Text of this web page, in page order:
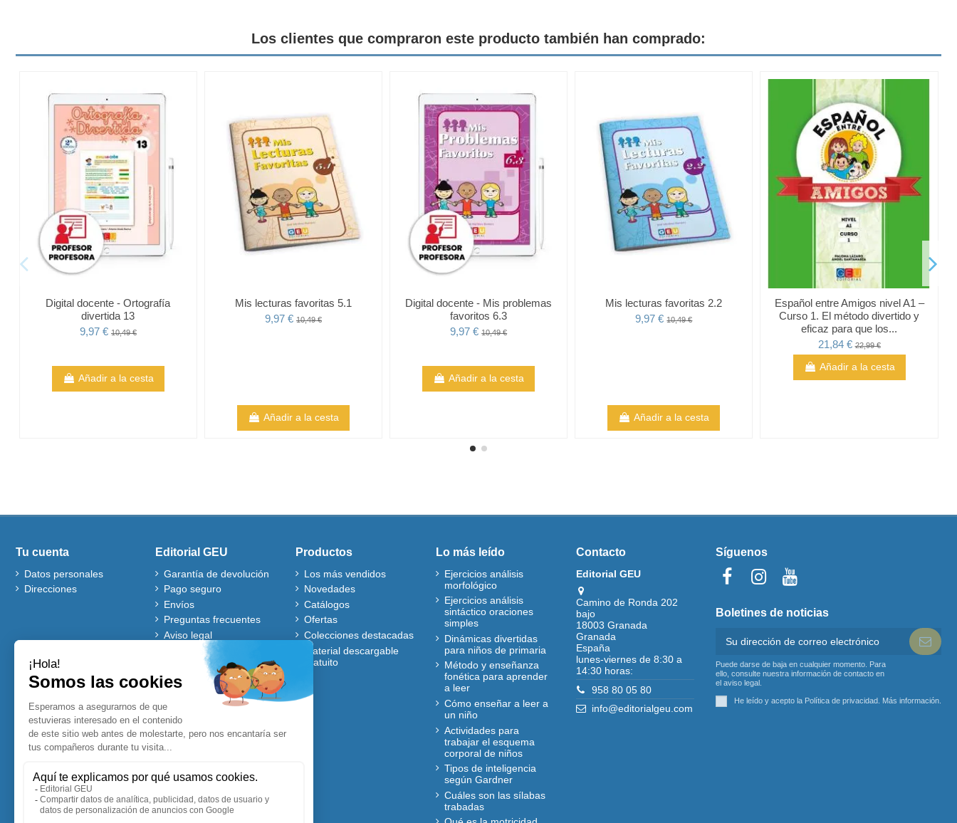
Los clientes que compraron este producto también han comprado:
Digital docente - Ortografía
divertida 13
9,97 € 10,49 €
Añadir a la cesta
Mis lecturas favoritas 5.1
9,97 € 10,49 €
Añadir a la cesta
Digital docente - Mis problemas
favoritos 6.3
9,97 €10,49 €
Añadir a la cesta
Mis lecturas favoritas 2.2
9,97 €10,49 €
Añadir a la cesta
Español entre Amigos nivel A1 –
Curso 1. El método divertido y
eficaz para que los...
21,84 €22,99 €
Añadir a la cesta
Tu cuenta
Datos personales
Direcciones
Editorial GEU
Garantía de devolución
Pago seguro
Envíos
Preguntas frecuentes
Aviso legal
Quiénes somos
Política de cookies
Autores
Ventajas de comprar en
nuestra web
Cuentos Disney
Accesibles para Todos
Planificadores y
Lecturas comprensivas
Blog
Productos
Los más vendidos
Novedades
Catálogos
Ofertas
Colecciones destacadas
Material descargable
gratuito
Lo más leído
Ejercicios análisis
morfológico
Ejercicios análisis
sintáctico oraciones
simples
Dinámicas divertidas
para niños de primaria
Método y enseñanza
fonética para aprender
a leer
Cómo enseñar a leer a
un niño
Actividades para
trabajar el esquema
corporal de niños
Tipos de inteligencia
según Gardner
Cuáles son las sílabas
trabadas
Contacto
Editorial GEU
Camino de Ronda 202
bajo
18003 Granada
Granada
España
lunes-viernes de 8:30 a
14:30 horas:
958 80 05 80
info@editorialgeu.com
Síguenos
Boletines de noticias
Puede darse de baja en cualquier momento. Para
ello, consulte nuestra información de contacto en
el aviso legal.
He leído y acepto la Política de privacidad. Más información